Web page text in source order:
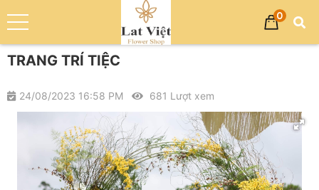
0
Trang chủ TRANG TRÍ TIỆC
TRANG TRÍ TIỆC
24/08/2023 16:58 PM 681 Lượt xem